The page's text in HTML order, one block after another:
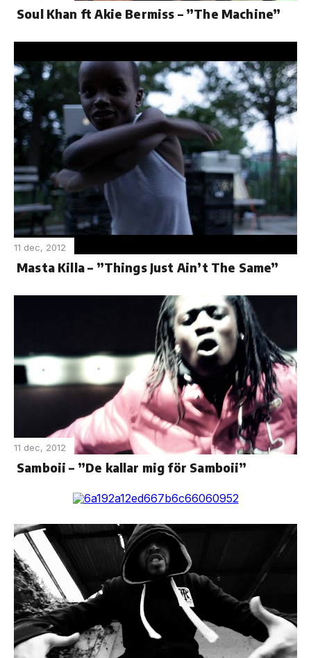
Soul Khan ft Akie Bermiss – ”The Machine”
11 dec, 2012
Masta Killa – ”Things Just Ain’t The Same”
11 dec, 2012
Samboii – ”De kallar mig för Samboii”